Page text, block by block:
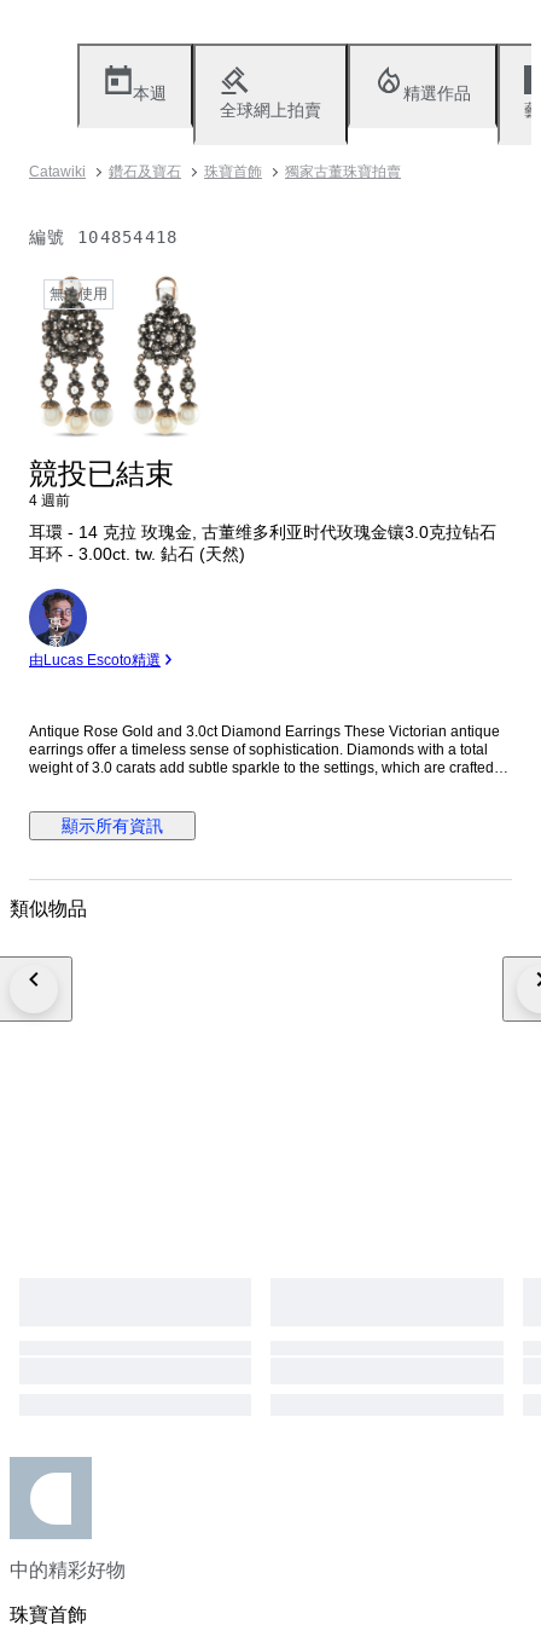
本週
全球網上拍賣
精選作品
Catawiki 鑽石及寶石 珠寶首飾 獨家古董珠寶拍賣
編號 104854418
無法使用
競投已結束
4 週前
耳環 - 14 克拉 玫瑰金, 古董维多利亚时代玫瑰金镶3.0克拉钻石
耳环 - 3.00ct. tw. 鉆石 (天然)
專
家
由Lucas Escoto精選
Antique Rose Gold and 3.0ct Diamond Earrings These Victorian antique
earrings offer a timeless sense of sophistication. Diamonds with a total
weight of 3.0 carats add subtle sparkle to the settings, which are crafted
wide. METAL & STONES Metal 14K Rose Gold Stones Diamond Diamond
Carat 3.00 Stamp 585 TYPE & SIZE Earring Type Dangle Earring Closure
Condition Excellent This jewelry piece is offered in estate condition
insured. Boucles d'oreilles victoriennes anciennes en or rose 14 carats et
Diamanten und Perlen
顯示所有資訊
類似物品
中的精彩好物
珠寶首飾